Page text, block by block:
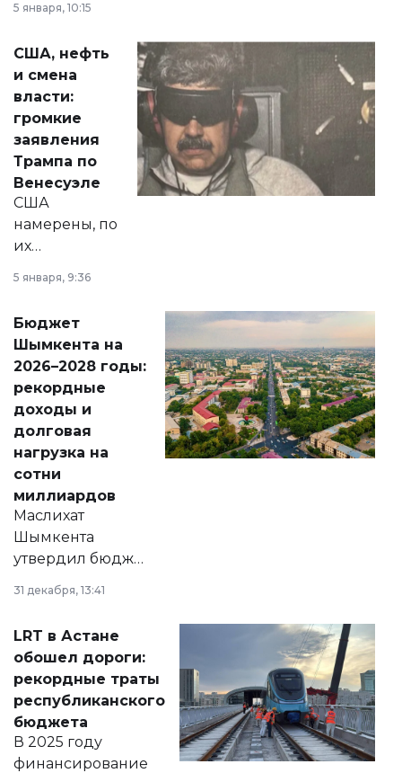
сразу несколько
актуальных тем —
от слухов о
политических
реформах до
вопросов армии,
экономики и
личного здоровья.
5 января, 10:15
США, нефть
и смена
власти:
громкие
заявления
Трампа по
Венесуэле
США
намерены, по
их
принести
народу
Венесуэлы.
5 января, 9:36
Бюджет
Шымкента на
2026–2028 годы:
рекордные
доходы и
долговая
нагрузка на
сотни
миллиардов
Маслихат
Шымкента
утвердил бюджет
города на 2026–
2028 годы.
документ
появился в базе
нормативных
правовых актов и
на сайте маслихат
города.
31 декабря, 13:41
LRT в Астане
обошел дороги:
рекордные траты
республиканского
бюджета
В 2025 году
финансирование